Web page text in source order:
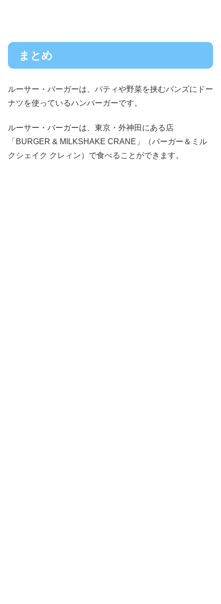
まとめ
ルーサー・バーガーは、パティや野菜を挟むバンズにドー
ナツを使っているハンバーガーです。
ルーサー・バーガーは、東京・外神田にある店
「BURGER & MILKSHAKE CRANE」（バーガー＆ミル
クシェイク クレィン）で食べることができます。